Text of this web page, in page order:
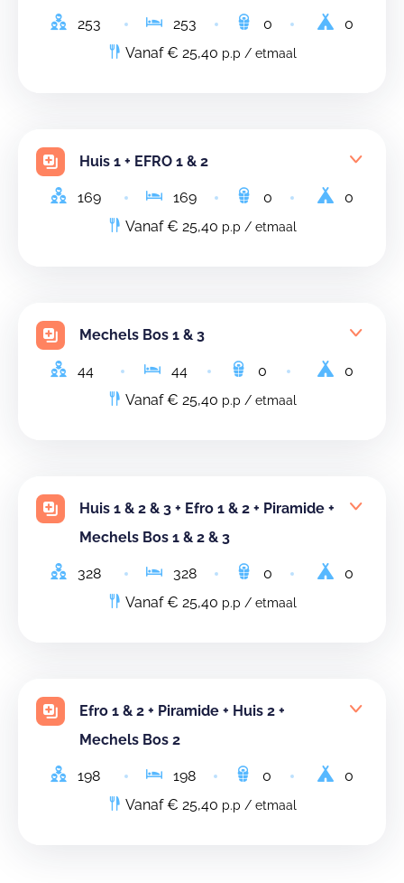
253 253 0
0
Vanaf € 25,40 p.p / etmaal
Huis 1 + EFRO 1 & 2
169 169 0
0
Vanaf € 25,40 p.p / etmaal
Mechels Bos 1 & 3
44 44 0
0
Vanaf € 25,40 p.p / etmaal
Huis 1 & 2 & 3 + Efro 1 & 2 + Piramide +
Mechels Bos 1 & 2 & 3
328 328 0
0
Vanaf € 25,40 p.p / etmaal
Efro 1 & 2 + Piramide + Huis 2 +
Mechels Bos 2
198 198 0
0
Vanaf € 25,40 p.p / etmaal